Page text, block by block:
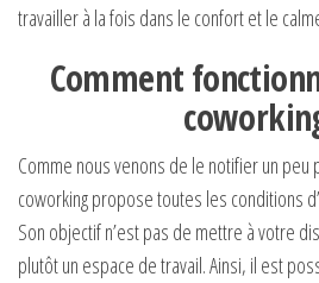
travailler à la fois dans le confort et le
Comment
Comme nous venons de le notifier un peu
coworking propose toutes les conditions
Son objectif n’est pas de mettre à votre
plutôt un espace de travail. Ainsi, il est